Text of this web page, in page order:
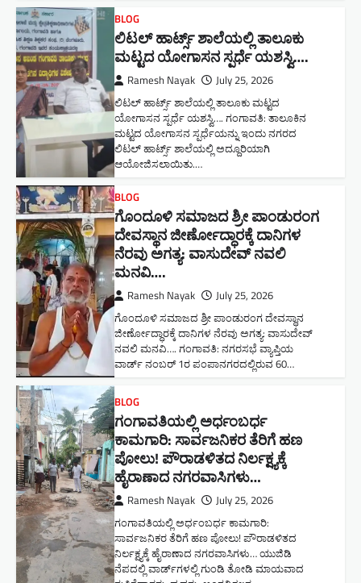
BLOG
ಲಿಟಲ್ ಹಾರ್ಟ್ಸ್ ಶಾಲೆಯಲ್ಲಿ ತಾಲೂಕು
ಮಟ್ಟದ ಯೋಗಾಸನ ಸ್ಪರ್ಧೆ ಯಶಸ್ವಿ….
Ramesh Nayak July 25, 2026
ಲಿಟಲ್ ಹಾರ್ಟ್ಸ್ ಶಾಲೆಯಲ್ಲಿ ತಾಲೂಕು ಮಟ್ಟದ
ಯೋಗಾಸನ ಸ್ಪರ್ಧೆ ಯಶಸ್ವಿ…. ಗಂಗಾವತಿ: ತಾಲೂಕಿನ
ಮಟ್ಟದ ಯೋಗಾಸನ ಸ್ಪರ್ಧೆಯನ್ನು ಇಂದು ನಗರದ
ಲಿಟಲ್ ಹಾರ್ಟ್ಸ್ ಶಾಲೆಯಲ್ಲಿ ಅದ್ದೂರಿಯಾಗಿ
ಆಯೋಜಿಸಲಾಯಿತು.…
BLOG
ಗೊಂದೂಳಿ ಸಮಾಜದ ಶ್ರೀ ಪಾಂಡುರಂಗ
ದೇವಸ್ಥಾನ ಜೀರ್ಣೋದ್ಧಾರಕ್ಕೆ ದಾನಿಗಳ
ನೆರವು ಅಗತ್ಯ: ವಾಸುದೇವ್ ನವಲಿ
ಮನವಿ​….
Ramesh Nayak July 25, 2026
ಗೊಂದೂಳಿ ಸಮಾಜದ ಶ್ರೀ ಪಾಂಡುರಂಗ ದೇವಸ್ಥಾನ
ಜೀರ್ಣೋದ್ಧಾರಕ್ಕೆ ದಾನಿಗಳ ನೆರವು ಅಗತ್ಯ: ವಾಸುದೇವ್
ನವಲಿ ಮನವಿ​…. ಗಂಗಾವತಿ: ​ನಗರಸಭೆ ವ್ಯಾಪ್ತಿಯ
ವಾರ್ಡ್ ನಂಬರ್ 1ರ ಪಂಪಾನಗರದಲ್ಲಿರುವ 60…
BLOG
ಗಂಗಾವತಿಯಲ್ಲಿ ಅರ್ಧಂಬರ್ಧ
ಕಾಮಗಾರಿ: ಸಾರ್ವಜನಿಕರ ತೆರಿಗೆ ಹಣ
ಪೋಲು! ಪೌರಾಡಳಿತದ ನಿರ್ಲಕ್ಷ್ಯಕ್ಕೆ
ಹೈರಾಣಾದ ನಗರವಾಸಿಗಳು​…
Ramesh Nayak July 25, 2026
ಗಂಗಾವತಿಯಲ್ಲಿ ಅರ್ಧಂಬರ್ಧ ಕಾಮಗಾರಿ:
ಸಾರ್ವಜನಿಕರ ತೆರಿಗೆ ಹಣ ಪೋಲು! ಪೌರಾಡಳಿತದ
ನಿರ್ಲಕ್ಷ್ಯಕ್ಕೆ ಹೈರಾಣಾದ ನಗರವಾಸಿಗಳು​… ಯುಜಿಡಿ
ನೆಪದಲ್ಲಿ ವಾರ್ಡ್‌ಗಳಲ್ಲಿ ಗುಂಡಿ ತೋಡಿ ಮಾಯವಾದ